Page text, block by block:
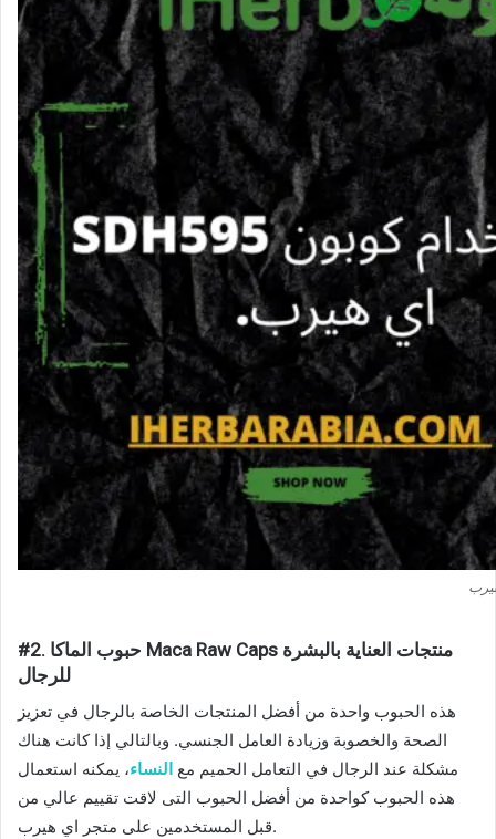
#2. حبوب الماكا Maca Raw Caps منتجات العناية بالبشرة
للرجال
هذه الحبوب واحدة من أفضل المنتجات الخاصة بالرجال في تعزيز
الصحة والخصوبة وزيادة العامل الجنسي. وبالتالي إذا كانت هناك
مشكلة عند الرجال في التعامل الحميم مع النساء، يمكنه استعمال
هذه الحبوب كواحدة من أفضل الحبوب التى لاقت تقييم عالي من
قبل المستخدمين على متجر اي هيرب.